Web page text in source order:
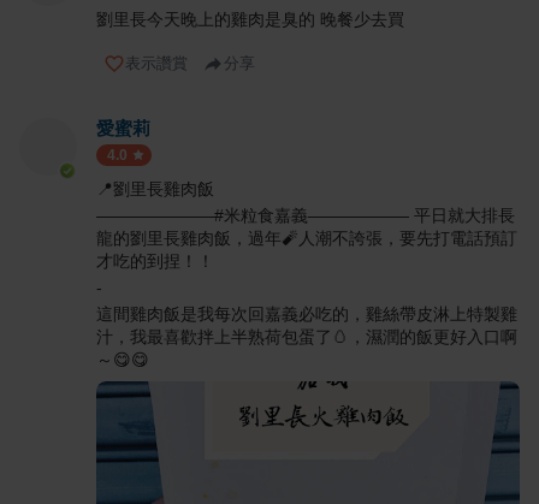
劉里長今天晚上的雞肉是臭的 晚餐少去買
表示讚賞 分享
愛蜜莉
4.0
📍劉里長雞肉飯
———————#米粒食嘉義—————— 平日就大排長
龍的劉里長雞肉飯，過年🧨人潮不誇張，要先打電話預訂
才吃的到捏！！
-
這間雞肉飯是我每次回嘉義必吃的，雞絲帶皮淋上特製雞
汁，我最喜歡拌上半熟荷包蛋了🥚，濕潤的飯更好入口啊
～😋😋